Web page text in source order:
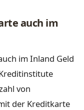
auch im
im Inland Geld
von
der Kreditkarte